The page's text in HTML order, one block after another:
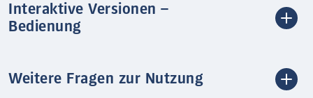
Interaktive Versionen –
Bedienung
Weitere Fragen zur Nutzung